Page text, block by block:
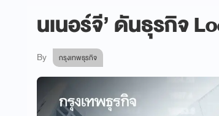
นเนอร์จี’ ดันธุรกิจ
By กรุงเทพธุรกิจ